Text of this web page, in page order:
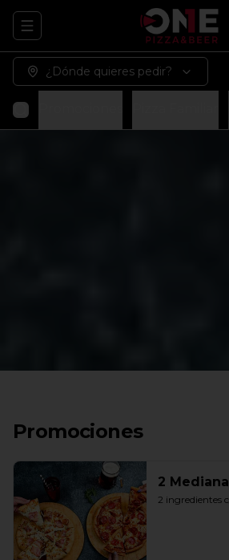
Abrir menu de navegación
¿Dónde quieres pedir?
Promociones
2
2 ingredientes